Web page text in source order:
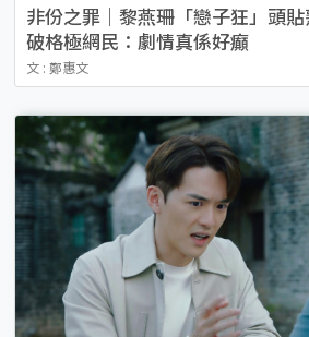
非份之罪｜黎燕珊「戀子狂」頭
破格極網民：劇情真係好癲
文 : 鄭惠文